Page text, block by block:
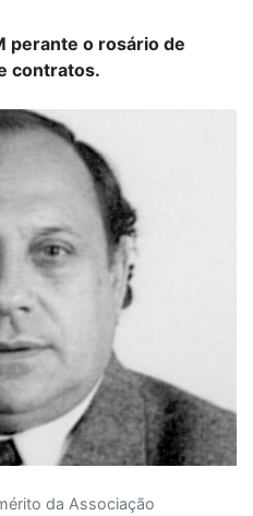
perante o rosário de
contratos.
da Associação